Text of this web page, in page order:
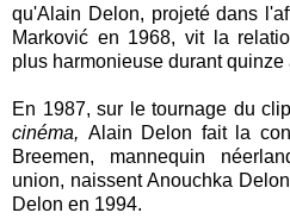
qu'Alain Delon, projeté dans
Marković en 1968, vit la
plus harmonieuse durant quinze
En 1987, sur le tournage du
cinéma, Alain Delon fait la
Breemen, mannequin
union, naissent Anouchka
Delon en 1994.